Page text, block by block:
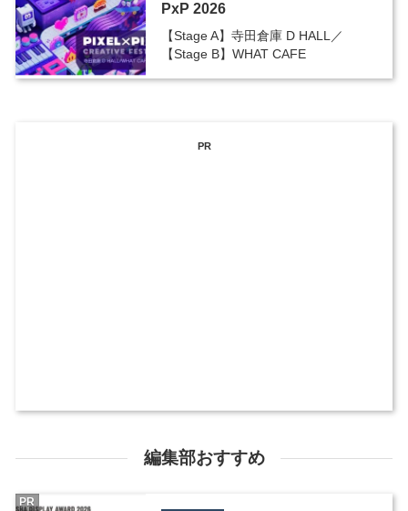
PxP 2026
【Stage A】寺田倉庫 D HALL／
【Stage B】WHAT CAFE
PR
編集部おすすめ
PR